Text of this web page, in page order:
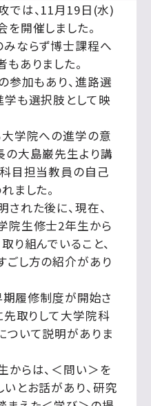
は、11月19日(水)
開催しました。
ならず博士課程へ
ありました。
加もあり、進路選
も選択肢として映
学院への進学の意
の大島巌先生より講
目担当教員の自己
ました。
れた後に、現在、
院生修士2年生から
り組んでいること、
し方の紹介があり
履修制度が開始さ
先取りして大学院科
ついて説明がありま
らは、＜問い＞を
とお話があり、研究